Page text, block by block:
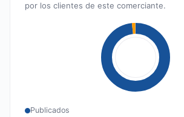
por los clientes de este comerciante.
Publicados